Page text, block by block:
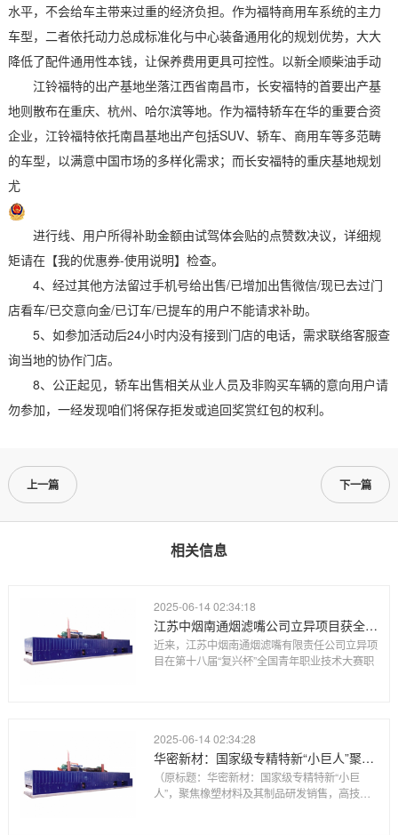
水平，不会给车主带来过重的经济负担。作为福特商用车系统的主力
车型，二者依托动力总成标准化与中心装备通用化的规划优势，大大
降低了配件通用性本钱，让保养费用更具可控性。以新全顺柴油手动
江铃福特的出产基地坐落江西省南昌市，长安福特的首要出产基
地则散布在重庆、杭州、哈尔滨等地。作为福特轿车在华的重要合资
企业，江铃福特依托南昌基地出产包括SUV、轿车、商用车等多范畴
的车型，以满意中国市场的多样化需求；而长安福特的重庆基地规划
尤
进行线、用户所得补助金额由试驾体会贴的点赞数决议，详细规
矩请在【我的优惠券-使用说明】检查。
4、经过其他方法留过手机号给出售/已增加出售微信/现已去过门
店看车/已交意向金/已订车/已提车的用户不能请求补助。
5、如参加活动后24小时内没有接到门店的电话，需求联络客服查
询当地的协作门店。
8、公正起见，轿车出售相关从业人员及非购买车辆的意向用户请
勿参加，一经发现咱们将保存拒发或追回奖赏红包的权利。
上一篇 下一篇
相关信息
2025-06-14 02:34:18
江苏中烟南通烟滤嘴公司立异项目获全国青年职业技术大赛职工组优胜奖
近来，江苏中烟南通烟滤嘴有限责任公司立异项
目在第十八届“复兴杯”全国青年职业技术大赛职
2025-06-14 02:34:28
华密新材：国家级专精特新“小巨人”聚焦橡塑材料及其制品研发销售高技术水平进入航空、高铁领域
（原标题：华密新材：国家级专精特新“小巨
人”，聚焦橡塑材料及其制品研发销售，高技术